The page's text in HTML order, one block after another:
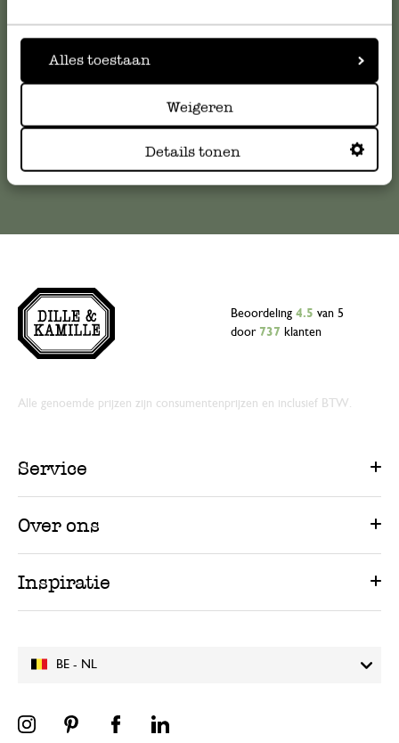
Alles toestaan
Weigeren
Details tonen
klantenservice@dille-kamille.com
BE - NL
Beoordeling 4.5 van 5
door 737 klanten
Alle genoemde prijzen zijn consumentenprijzen en inclusief BTW.
Service
Over ons
Inspiratie